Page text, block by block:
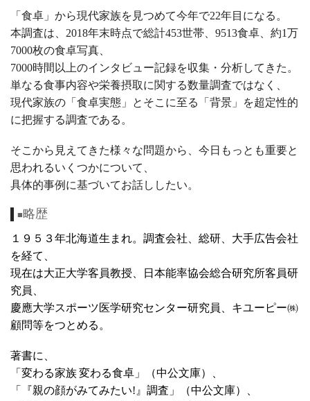
「食卓」から現代家族を見つめて今年で22年目になる。
本調査は、 2018年末時点で総計453世帯、 9513食卓、約1万
7000枚の食卓写真、
7000時間以上のインタビュー記録を収集・分析してきた。
単なる食事内容や栄養摂取に関する数量調査ではなく、
現代家族の「食卓実態」とそこに至る「背景」を超定性的
に把握する調査である。
そこから見えてきた様々な問題から、今日もっとも重要と
思われるいくつかについて、
具体的事例に基づいてお話ししたい。
■略歴
１９５３年北海道生まれ。調査会社、総研、大手広告会社
を経て、
現在は大正大学客員教授、日本能率協会総合研究所客員研
究員、
慶應大学スポーツ医学研究センター研究員、キユーピー㈱
顧問等をつとめる。
著書に、
「変わる家族変わる食卓」（中公文庫）、
「『親の顔がみてみたい! 』調査」（中公文庫）、